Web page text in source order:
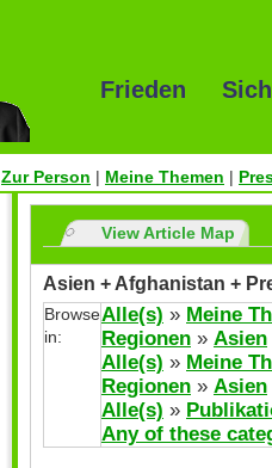
Frieden
Zur Person | Meine Themen |
View Article Map
Asien + Afghanistan +
Browse
in:
Alle(s) » Meine
Regionen » Asien
Alle(s) » Meine
Regionen » Asien
Alle(s) »
Any of these